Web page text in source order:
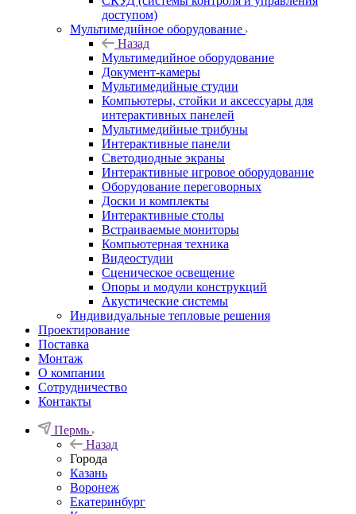
доступом)
Мультимедийное оборудование
Назад
Мультимедийное оборудование
Документ-камеры
Мультимедийные студии
Компьютеры, стойки и аксессуары для
интерактивных панелей
Мультимедийные трибуны
Интерактивные панели
Светодиодные экраны
Интерактивные игровое оборудование
Оборудование переговорных
Доски и комплекты
Интерактивные столы
Встраиваемые мониторы
Компьютерная техника
Видеостудии
Cценическое освещение
Опоры и модули конструкций
Акустические системы
Индивидуальные тепловые решения
Проектирование
Поставка
Монтаж
О компании
Сотрудничество
Контакты
Пермь
Назад
Города
Казань
Воронеж
Екатеринбург